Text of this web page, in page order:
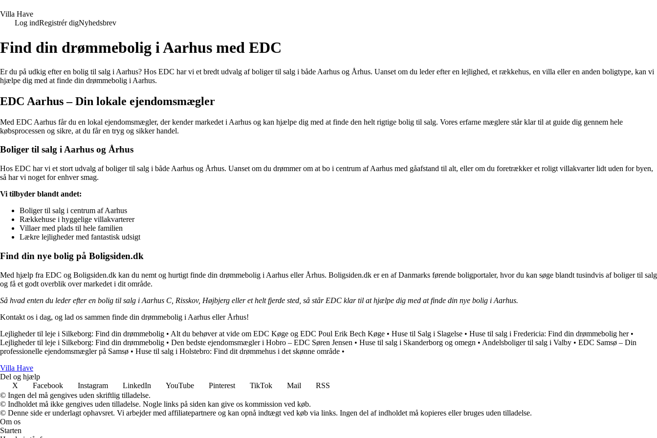
Villa Have
Log indRegistrér digNyhedsbrev
Find din drømmebolig i Aarhus med EDC
Er du på udkig efter en bolig til salg i Aarhus? Hos EDC har vi et bredt udvalg af boliger til salg i både Aarhus og Århus. Uanset om du leder efter en lejlighed, et rækkehus, en villa eller en anden boligtype, kan vi
hjælpe dig med at finde din drømmebolig i Aarhus.
EDC Aarhus – Din lokale ejendomsmægler
Med EDC Aarhus får du en lokal ejendomsmægler, der kender markedet i Aarhus og kan hjælpe dig med at finde den helt rigtige bolig til salg. Vores erfarne mæglere står klar til at guide dig gennem hele
købsprocessen og sikre, at du får en tryg og sikker handel.
Boliger til salg i Aarhus og Århus
Hos EDC har vi et stort udvalg af boliger til salg i både Aarhus og Århus. Uanset om du drømmer om at bo i centrum af Aarhus med gåafstand til alt, eller om du foretrækker et roligt villakvarter lidt uden for byen,
så har vi noget for enhver smag.
Vi tilbyder blandt andet:
Boliger til salg i centrum af Aarhus
Rækkehuse i hyggelige villakvarterer
Villaer med plads til hele familien
Lækre lejligheder med fantastisk udsigt
Find din nye bolig på Boligsiden.dk
Med hjælp fra EDC og Boligsiden.dk kan du nemt og hurtigt finde din drømmebolig i Aarhus eller Århus. Boligsiden.dk er en af Danmarks førende boligportaler, hvor du kan søge blandt tusindvis af boliger til salg
og få et godt overblik over markedet i dit område.
Så hvad enten du leder efter en bolig til salg i Aarhus C, Risskov, Højbjerg eller et helt fjerde sted, så står EDC klar til at hjælpe dig med at finde din nye bolig i Aarhus.
Kontakt os i dag, og lad os sammen finde din drømmebolig i Aarhus eller Århus!
Lejligheder til leje i Silkeborg: Find din drømmebolig • Alt du behøver at vide om EDC Køge og EDC Poul Erik Bech Køge • Huse til Salg i Slagelse • Huse til salg i Fredericia: Find din drømmebolig her•
Lejligheder til leje i Silkeborg: Find din drømmebolig • Den bedste ejendomsmægler i Hobro – EDC Søren Jensen • Huse til salg i Skanderborg og omegn • Andelsboliger til salg i Valby • EDC Samsø – Din
professionelle ejendomsmægler på Samsø • Huse til salg i Holstebro: Find dit drømmehus i det skønne område •
Villa Have
Del og hjælp
X
Facebook Instagram LinkedIn YouTube Pinterest TikTok Mail
RSS
© Ingen del må gengives uden skriftlig tilladelse.
© Indholdet må ikke gengives uden tilladelse. Nogle links på siden kan give os kommission ved køb.
© Denne side er underlagt ophavsret. Vi arbejder med affiliatepartnere og kan opnå indtægt ved køb via links. Ingen del af indholdet må kopieres eller bruges uden tilladelse.
Om os
Starten